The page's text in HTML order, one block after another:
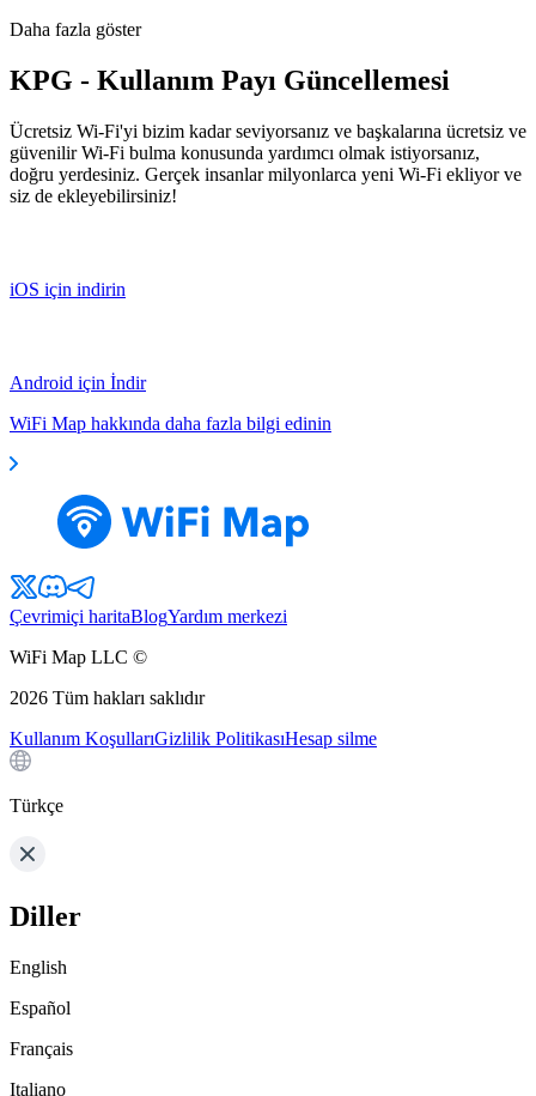
Daha fazla göster
KPG - Kullanım Payı Güncellemesi
Ücretsiz Wi-Fi'yi bizim kadar seviyorsanız ve başkalarına ücretsiz ve
güvenilir Wi-Fi bulma konusunda yardımcı olmak istiyorsanız,
doğru yerdesiniz. Gerçek insanlar milyonlarca yeni Wi-Fi ekliyor ve
siz de ekleyebilirsiniz!
iOS için indirin
Android için İndir
WiFi Map hakkında daha fazla bilgi edinin
Çevrimiçi haritaBlogYardım merkezi
WiFi Map LLC ©
2026 Tüm hakları saklıdır
Kullanım KoşullarıGizlilik PolitikasıHesap silme
Türkçe
Diller
English
Español
Français
Italiano